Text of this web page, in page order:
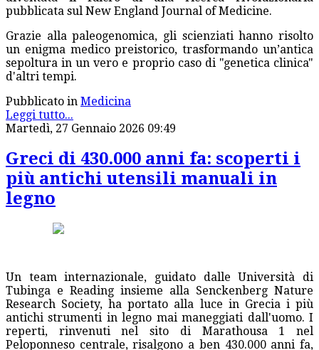
pubblicata sul New England Journal of Medicine.
Grazie alla paleogenomica, gli scienziati hanno risolto
un enigma medico preistorico, trasformando un’antica
sepoltura in un vero e proprio caso di "genetica clinica"
d'altri tempi.
Pubblicato in Medicina
Leggi tutto...
Martedì, 27 Gennaio 2026 09:49
Greci di 430.000 anni fa: scoperti i
più antichi utensili manuali in
legno
Un team internazionale, guidato dalle Università di
Tubinga e Reading insieme alla Senckenberg Nature
Research Society, ha portato alla luce in Grecia i più
antichi strumenti in legno mai maneggiati dall'uomo. I
reperti, rinvenuti nel sito di Marathousa 1 nel
Peloponneso centrale, risalgono a ben 430.000 anni fa,